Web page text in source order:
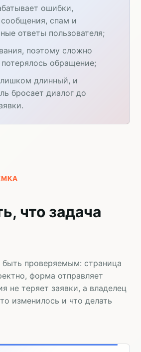
ошибки,
спам и
ответы пользователя;
поэтому сложно
потерялось обращение;
длинный, и
бросает диалог до
что задача
быть проверяемым: страница
форма отправляет
не теряет заявки, а владелец
изменилось и что делать